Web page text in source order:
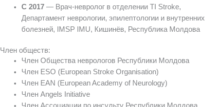
С 2017— Врач-невролог в отделении TI Stroke,
Департамент неврологии, эпилептологии и внутренних
болезней, IMSP IMU, Кишинёв, Республика Молдова
Член обществ:
Член Общества неврологов Республики Молдова
Член ESO (European Stroke Organisation)
Член EAN (European Academy of Neurology)
Член Angels Initiative